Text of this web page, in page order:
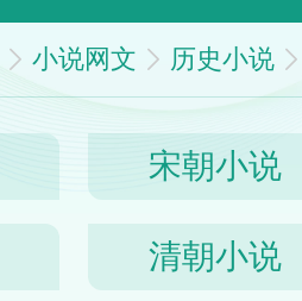
小说网文 历史小说
宋朝小说
清朝小说